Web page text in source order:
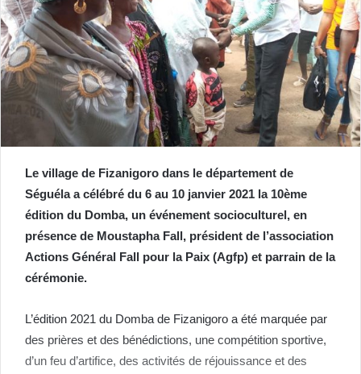
Le village de Fizanigoro dans le département de
Séguéla a célébré du 6 au 10 janvier 2021 la 10ème
édition du Domba, un événement socioculturel, en
présence de Moustapha Fall, président de l’association
Actions Général Fall pour la Paix (Agfp) et parrain de la
cérémonie.
L’édition 2021 du Domba de Fizanigoro a été marquée par
des prières et des bénédictions, une compétition sportive,
d’un feu d’artifice, des activités de réjouissance et des